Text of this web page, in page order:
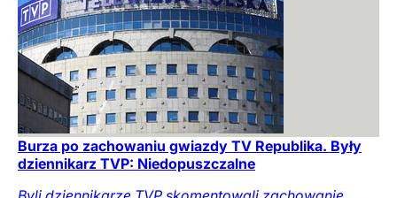
Burza po zachowaniu gwiazdy TV Republika. Były
dziennikarz TVP: Niedopuszczalne